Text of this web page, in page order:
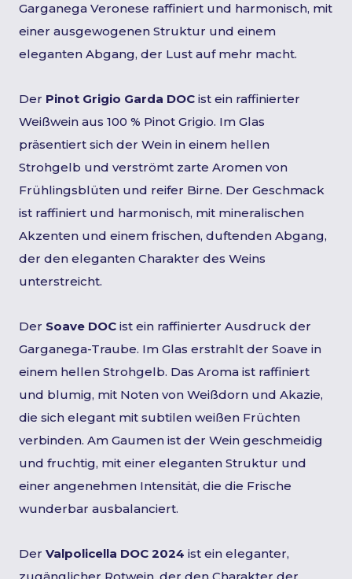
Garganega Veronese raffiniert und harmonisch, mit
einer ausgewogenen Struktur und einem
eleganten Abgang, der Lust auf mehr macht.
Der Pinot Grigio Garda DOC ist ein raffinierter
Weißwein aus 100 % Pinot Grigio. Im Glas
präsentiert sich der Wein in einem hellen
Strohgelb und verströmt zarte Aromen von
Frühlingsblüten und reifer Birne. Der Geschmack
ist raffiniert und harmonisch, mit mineralischen
Akzenten und einem frischen, duftenden Abgang,
der den eleganten Charakter des Weins
unterstreicht.
Der Soave DOC ist ein raffinierter Ausdruck der
Garganega-Traube. Im Glas erstrahlt der Soave in
einem hellen Strohgelb. Das Aroma ist raffiniert
und blumig, mit Noten von Weißdorn und Akazie,
die sich elegant mit subtilen weißen Früchten
verbinden. Am Gaumen ist der Wein geschmeidig
und fruchtig, mit einer eleganten Struktur und
einer angenehmen Intensität, die die Frische
wunderbar ausbalanciert.
Der Valpolicella DOC 2024 ist ein eleganter,